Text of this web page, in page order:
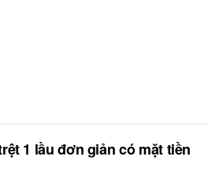
1 lầu đơn giản có mặt tiền